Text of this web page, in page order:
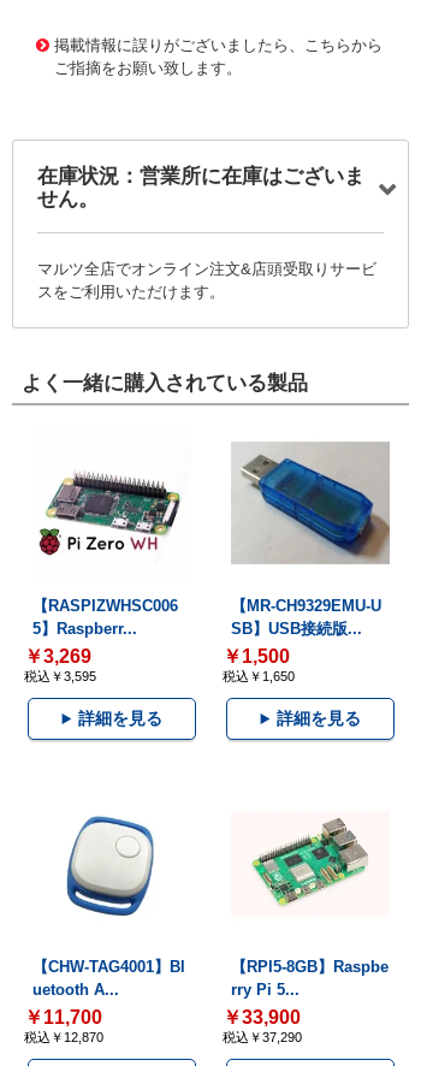
掲載情報に誤りがございましたら、こちらから
ご指摘をお願い致します。
在庫状況：営業所に在庫はございま
せん。
マルツ全店でオンライン注文&店頭受取りサービ
スをご利用いただけます。
よく一緒に購入されている製品
【RASPIZWHSC006
5】Raspberr...
￥3,269
税込￥3,595
詳細を見る
【MR-CH9329EMU-U
SB】USB接続版...
￥1,500
税込￥1,650
詳細を見る
【CHW-TAG4001】Bl
uetooth A...
￥11,700
税込￥12,870
【RPI5-8GB】Raspbe
rry Pi 5...
￥33,900
税込￥37,290